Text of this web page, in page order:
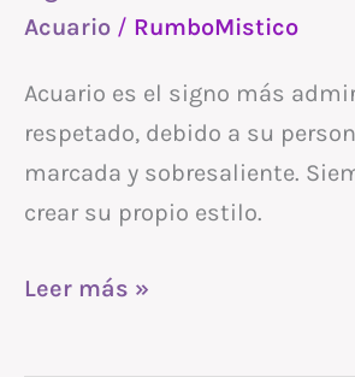
Acuario / RumboMistico
Acuario es el signo más
respetado, debido a su
marcada y sobresaliente.
crear su propio estilo.
del
zodíaco
Leer más »